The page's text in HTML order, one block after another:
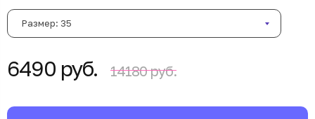
Размер: 35
6490 руб. 14180 руб.